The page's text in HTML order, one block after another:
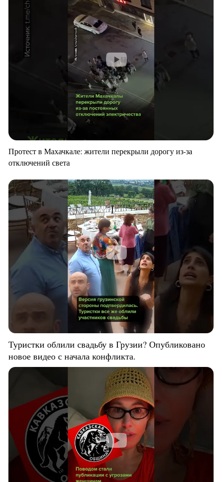
Протест в Махачкале: жители перекрыли дорогу из-за
отключений света
Туристки облили свадьбу в Грузии? Опубликовано
новое видео с начала конфликта.